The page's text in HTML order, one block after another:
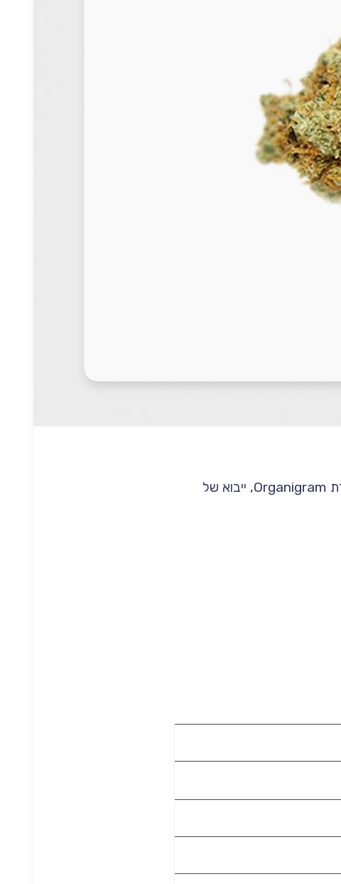
תפרחת קנאביס רפואי מסוג סאטיבה עתיר THC במינון T20/C4 גידול קנדי של חברת Organigram, ייבוא של